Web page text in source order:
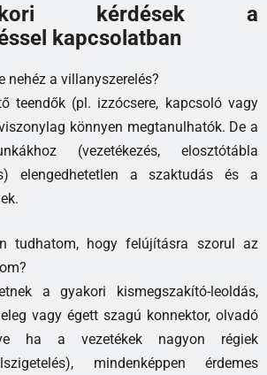
kérdések a
kapcsolatban
nehéz a villanyszerelés?
teendők (pl. izzócsere, kapcsoló vagy
könnyen megtanulhatók. De a
(vezetékezés, elosztótábla
elengedhetetlen a szaktudás és a
tudhatom, hogy felújításra szorul az
a gyakori kismegszakító-leoldás,
vagy égett szagú konnektor, olvadó
ha a vezetékek nagyon régiek
mindenképpen érdemes